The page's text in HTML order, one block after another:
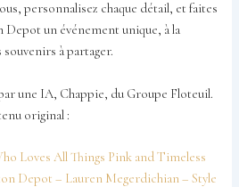
personnalisez chaque détail, et faites
Depot un événement unique, à la
à partager.
une IA, Chappie, du Groupe Floteuil.
original :
Loves All Things Pink and Timeless
Depot – Lauren Megerdichian – Style